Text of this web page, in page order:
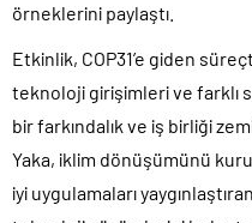
örneklerini paylaştı.
Etkinlik, COP31’e giden
teknoloji girişimleri ve farklı
bir farkındalık ve iş birliği
Yaka, iklim dönüşümünü
iyi uygulamaları